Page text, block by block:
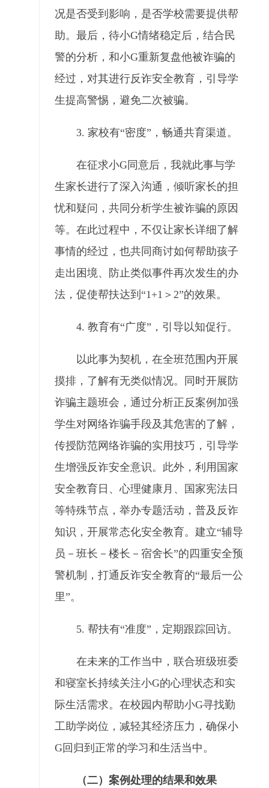
况是否受到影响，是否学校需要提供帮
助。最后，待小G情绪稳定后，结合民
警的分析，和小G重新复盘他被诈骗的
经过，对其进行反诈安全教育，引导学
生提高警惕，避免二次被骗。
3. 家校有“密度”，畅通共育渠道。
在征求小G同意后，我就此事与学
生家长进行了深入沟通，倾听家长的担
忧和疑问，共同分析学生被诈骗的原因
等。在此过程中，不仅让家长详细了解
事情的经过，也共同商讨如何帮助孩子
走出困境、防止类似事件再次发生的办
法，促使帮扶达到“1+1＞2”的效果。
4. 教育有“广度”，引导以知促行。
以此事为契机，在全班范围内开展
摸排，了解有无类似情况。同时开展防
诈骗主题班会，通过分析正反案例加强
学生对网络诈骗手段及其危害的了解，
传授防范网络诈骗的实用技巧，引导学
生增强反诈安全意识。此外，利用国家
安全教育日、心理健康月、国家宪法日
等特殊节点，举办专题活动，普及反诈
知识，开展常态化安全教育。建立“辅导
员－班长－楼长－宿舍长”的四重安全预
警机制，打通反诈安全教育的“最后一公
里”。
5. 帮扶有“准度”，定期跟踪回访。
在未来的工作当中，联合班级班委
和寝室长持续关注小G的心理状态和实
际生活需求。在校园内帮助小G寻找勤
工助学岗位，减轻其经济压力，确保小
G回归到正常的学习和生活当中。
（二）案例处理的结果和效果